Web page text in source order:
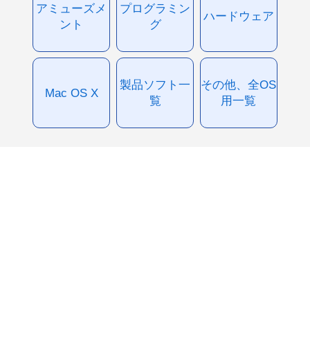
アミューズメ
ント
プログラミン
グ
ハードウェア
Mac OS X
製品ソフト一
覧
その他、全OS
用一覧